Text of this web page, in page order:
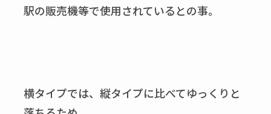
駅の販売機等で使用されているとの事。
横タイプでは、縦タイプに比べてゆっくりと